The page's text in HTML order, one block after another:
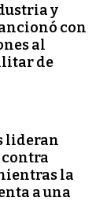
y
con
al
de
lideran
la
a una